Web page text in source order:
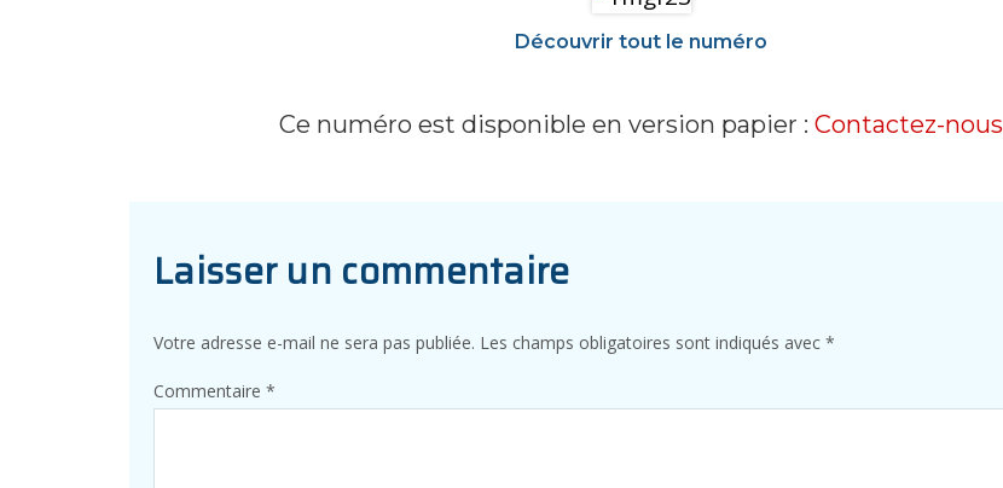
Découvrir tout le numéro
Ce numéro est disponible en version papier :Contactez-nous
Laisser un commentaire
Votre adresse e-mail ne sera pas publiée. Les champs obligatoires sont indiqués avec *
Commentaire *